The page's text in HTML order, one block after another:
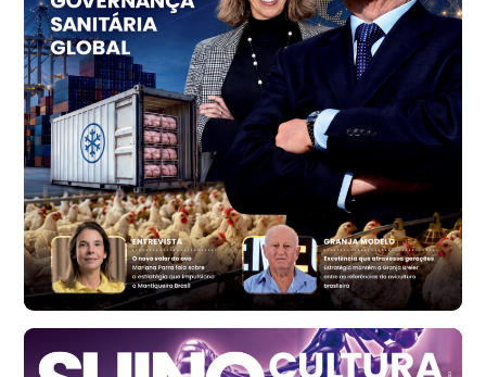
R$ 1.414,46
t
Trigo Atacado - Regional
RS
R$ 1.314,61
t
Ovo Vermelho - Regional
Vermelho
R$ 171,61
cx
Ovo Branco - Regional
Santa Maria do Jetibá (ES)
R$ 140,74